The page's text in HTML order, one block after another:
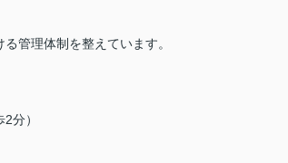
管理体制を整えています。
分）